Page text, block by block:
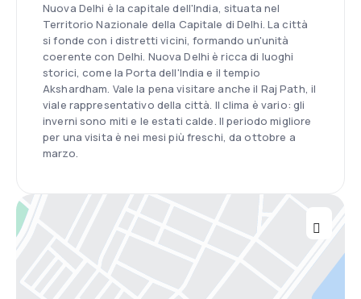
Nuova Delhi è la capitale dell'India, situata nel
Territorio Nazionale della Capitale di Delhi. La città
si fonde con i distretti vicini, formando un'unità
coerente con Delhi. Nuova Delhi è ricca di luoghi
storici, come la Porta dell'India e il tempio
Akshardham. Vale la pena visitare anche il Raj Path, il
viale rappresentativo della città. Il clima è vario: gli
inverni sono miti e le estati calde. Il periodo migliore
per una visita è nei mesi più freschi, da ottobre a
marzo.